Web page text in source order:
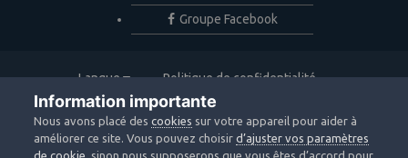
Groupe Facebook
Langue
Politique de confidentialité
Nous contacter
Copyright © 2020 Webastro
Powered by Invision Community
Information importante
Nous avons placé descookies sur votre appareil pour aider à
améliorer ce site. Vous pouvez choisird’ajuster vos paramètres
de cookie , sinon nous supposerons que vous êtes d’accord pour